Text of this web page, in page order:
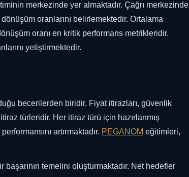
merkezinde yer almaktadır. Çağrı merkezinde
oranlarını belirlemektedir. Ortalama
oranı en kritik performans metrikleridir.
yetiştirmektedir.
becerilerden biridir. Fiyat itirazları, güvenlik
türleridir. Her itiraz türü için hazırlanmış
artırmaktadır. PEGANOM eğitimleri,
temelini oluşturmaktadır. Net hedefler